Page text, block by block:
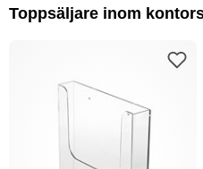
Toppsäljare inom